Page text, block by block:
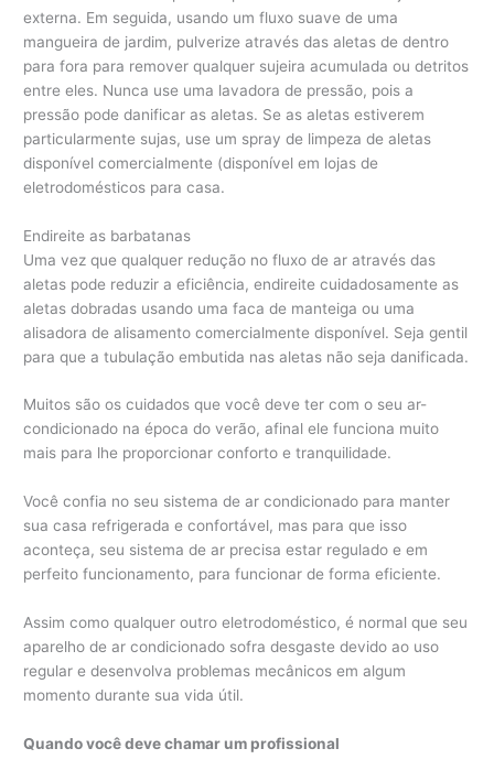
externa. Em seguida, usando um fluxo suave de uma
mangueira de jardim, pulverize através das aletas de dentro
para fora para remover qualquer sujeira acumulada ou detritos
entre eles. Nunca use uma lavadora de pressão, pois a
pressão pode danificar as aletas. Se as aletas estiverem
particularmente sujas, use um spray de limpeza de aletas
disponível comercialmente (disponível em lojas de
eletrodomésticos para casa.
Endireite as barbatanas
Uma vez que qualquer redução no fluxo de ar através das
aletas pode reduzir a eficiência, endireite cuidadosamente as
aletas dobradas usando uma faca de manteiga ou uma
alisadora de alisamento comercialmente disponível. Seja gentil
para que a tubulação embutida nas aletas não seja danificada.
Muitos são os cuidados que você deve ter com o seu ar-
condicionado na época do verão, afinal ele funciona muito
mais para lhe proporcionar conforto e tranquilidade.
Você confia no seu sistema de ar condicionado para manter
sua casa refrigerada e confortável, mas para que isso
aconteça, seu sistema de ar precisa estar regulado e em
perfeito funcionamento, para funcionar de forma eficiente.
Assim como qualquer outro eletrodoméstico, é normal que seu
aparelho de ar condicionado sofra desgaste devido ao uso
regular e desenvolva problemas mecânicos em algum
momento durante sua vida útil.
Quando você deve chamar um profissional